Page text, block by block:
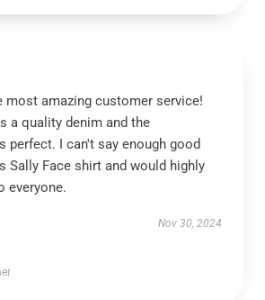
most amazing customer service!
a quality denim and the
perfect. I can't say enough good
Sally Face shirt and would highly
everyone.
Nov 30, 2024